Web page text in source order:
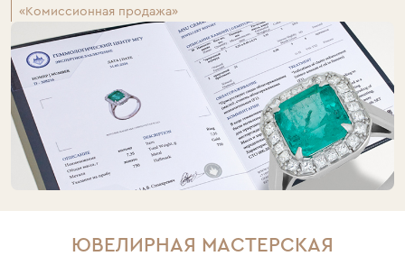
«Комиссионная продажа»
ЮВЕЛИРНАЯ МАСТЕРСКАЯ